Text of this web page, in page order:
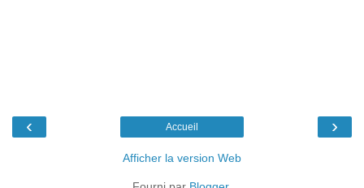
‹ ›
Accueil
Afficher la version Web